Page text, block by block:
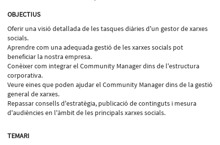
OBJECTIUS
Oferir una visió detallada de les tasques diàries d'un gestor de xarxes
socials.
Aprendre com una adequada gestió de les xarxes socials pot
beneficiar la nostra empresa.
Conèixer com integrar el Community Manager dins de l'estructura
corporativa.
Veure eines que poden ajudar el Community Manager dins de la gestió
general de xarxes.
Repassar consells d'estratègia, publicació de continguts i mesura
d'audiències en l'àmbit de les principals xarxes socials.
TEMARI